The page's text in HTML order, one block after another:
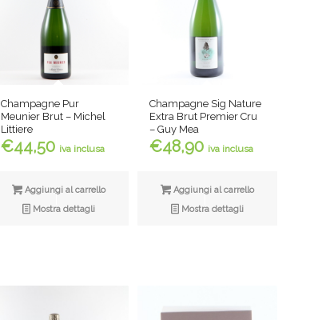
Champagne Pur
Meunier Brut – Michel
Littiere
€44,50 iva inclusa
Aggiungi al carrello
Mostra dettagli
Champagne Sig Nature
Extra Brut Premier Cru
– Guy Mea
€48,90 iva inclusa
Aggiungi al carrello
Mostra dettagli